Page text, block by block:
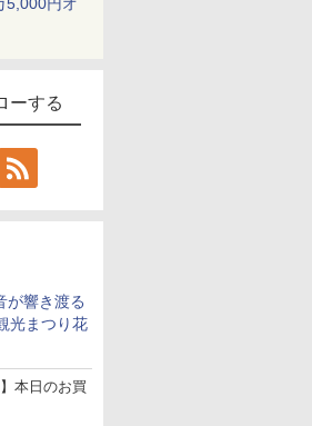
ーする
が響き渡る
光まつり花
】本日のお買